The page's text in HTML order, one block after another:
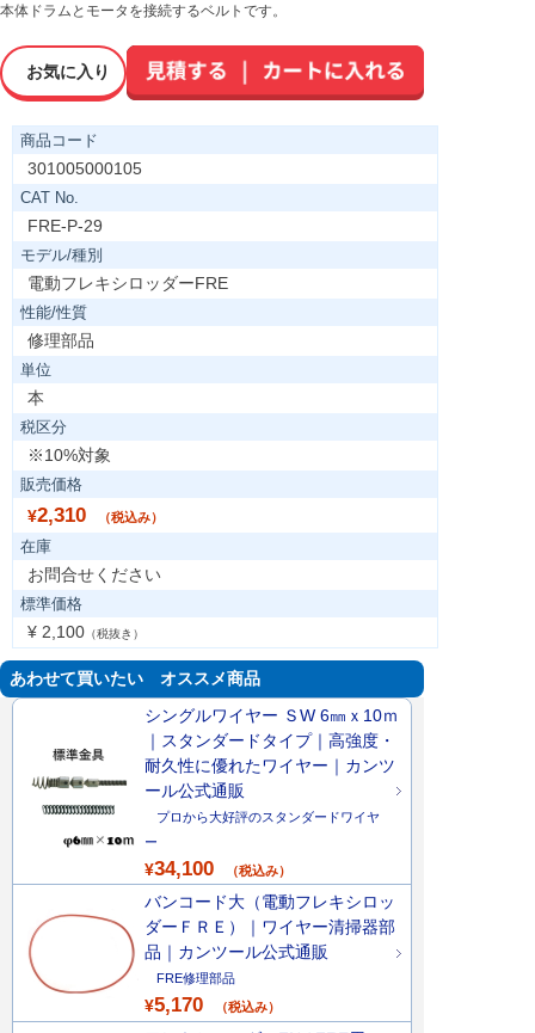
本体ドラムとモータを接続するベルトです。
お気に入り
商品コード
301005000105
CAT No.
FRE-P-29
モデル/種別
電動フレキシロッダーFRE
性能/性質
修理部品
単位
本
税区分
※10%対象
販売価格
¥2,310 （税込み）
在庫
お問合せください
標準価格
¥ 2,100 （税抜き）
あわせて買いたい オススメ商品
シングルワイヤー ＳW 6㎜ｘ10ｍ
｜スタンダードタイプ｜高強度・
耐久性に優れたワイヤー｜カンツ
ール公式通販
プロから大好評のスタンダードワイヤ
ー
¥34,100 （税込み）
バンコード大（電動フレキシロッ
ダーＦＲＥ）｜ワイヤー清掃器部
品｜カンツール公式通販
FRE修理部品
¥5,170 （税込み）